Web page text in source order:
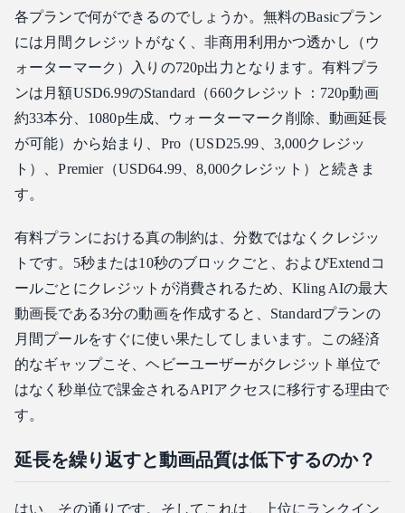
各プランで何ができるのでしょうか。無料のBasicプラン
には月間クレジットがなく、非商用利用かつ透かし（ウ
ォーターマーク）入りの720p出力となります。有料プラ
ンは月額USD6.99のStandard（660クレジット：720p動画
約33本分、1080p生成、ウォーターマーク削除、動画延長
が可能）から始まり、Pro（USD25.99、3,000クレジッ
ト）、Premier（USD64.99、8,000クレジット）と続きま
す。
有料プランにおける真の制約は、分数ではなくクレジッ
トです。5秒または10秒のブロックごと、およびExtendコ
ールごとにクレジットが消費されるため、Kling AIの最大
動画長である3分の動画を作成すると、Standardプランの
月間プールをすぐに使い果たしてしまいます。この経済
的なギャップこそ、ヘビーユーザーがクレジット単位で
はなく秒単位で課金されるAPIアクセスに移行する理由で
す。
延長を繰り返すと動画品質は低下するのか？
はい、その通りです。そしてこれは、上位にランクイン